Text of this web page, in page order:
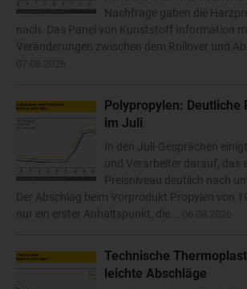
Nachfrage gaben die
nach. Das Panel von Kunststoff Information
Veränderungen zwischen dem Rollover und
Polypropylen: Deutliche
im Juli
In den Juli-Gesprächen
und Verarbeiter darauf, das
Preisniveau deutlich nach
Der Abschlag beim Vorprodukt Propylen von
nur ein erster Anhaltspunkt, die...
Technische
leichte Abschläge